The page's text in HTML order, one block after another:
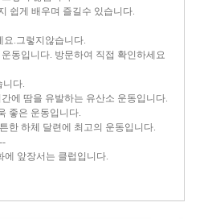
쉽게 배우며 즐길수 있습니다.
요.그렇지않습니다.
동입니다. 방문하여 직접 확인하세요
니다.
에 땀을 유발하는 유산소 운동입니다.
좋은 운동입니다.
한 하체 달련에 최고의 운동입니다.
에 앞장서는 클럽입니다.